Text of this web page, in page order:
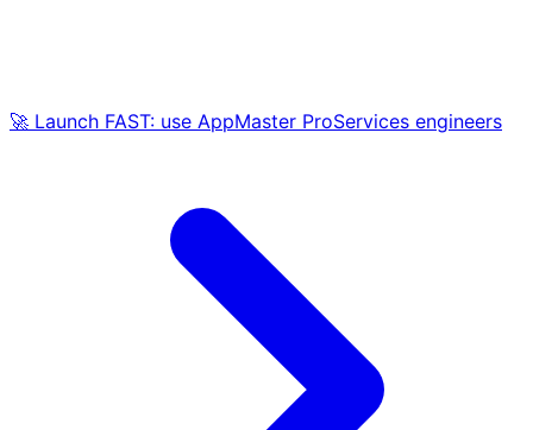
🚀 Launch FAST: use AppMaster ProServices engineers